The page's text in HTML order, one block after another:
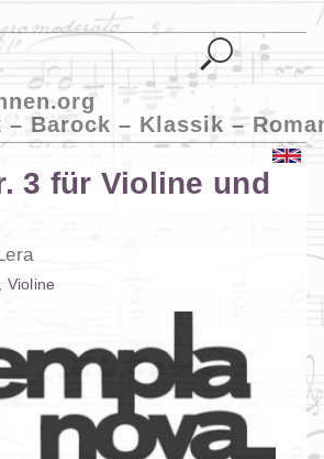
– Barock – Klassik –
3 für Violine und
Violine